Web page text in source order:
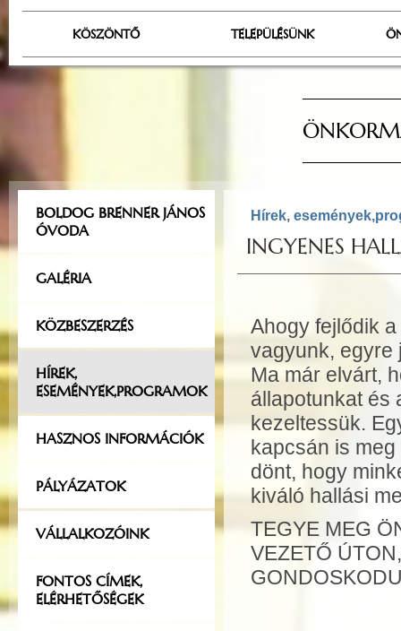
KÖSZÖNTŐ TELEPÜLÉSÜNK
BOLDOG BRENNER JÁNOS
ÓVODA
GALÉRIA
KÖZBESZERZÉS
HÍREK,
ESEMÉNYEK,PROGRAMOK
HASZNOS INFORMÁCIÓK
PÁLYÁZATOK
VÁLLALKOZÓINK
FONTOS CÍMEK,
ELÉRHETŐSÉGEK
Hírek,
INGYENES
Ahogy fejlődik
vagyunk, egyre
Ma már elvárt,
állapotunkat és
kezeltessük.
kapcsán is
dönt, hogy
kiváló hallási
TEGYE MEG
VEZETŐ